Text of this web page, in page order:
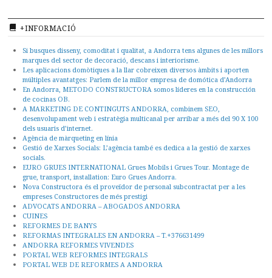
+INFORMACIÓ
Si busques disseny, comoditat i qualitat, a Andorra tens algunes de les millors
marques del sector de decoració, descans i interiorisme.
Les aplicacions domòtiques a la llar cobreixen diversos àmbits i aporten
múltiples avantatges: Parlem de la millor empresa de domótica d’Andorra
En Andorra, METODO CONSTRUCTORA somos líderes en la construcción
de cocinas OB.
A MARKETING DE CONTINGUTS ANDORRA, combinem SEO,
desenvolupament web i estratègia multicanal per arribar a més del 90 X 100
dels usuaris d’internet.
Agència de màrqueting en línia
Gestió de Xarxes Socials: L’agència també es dedica a la gestió de xarxes
socials.
EURO GRUES INTERNATIONAL Grues Mobils i Grues Tour. Montage de
grue, transport, installation: Euro Grues Andorra.
Nova Constructora és el proveïdor de personal subcontractat per a les
empreses Constructores de més prestigi
ADVOCATS ANDORRA – ABOGADOS ANDORRA
CUINES
REFORMES DE BANYS
REFORMAS INTEGRALES EN ANDORRA – T.+376631499
ANDORRA REFORMES VIVENDES
PORTAL WEB REFORMES INTEGRALS
PORTAL WEB DE REFORMES A ANDORRA